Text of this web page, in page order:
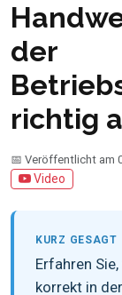
der
richtig
📅 Veröffentlicht am
Video
KURZ GESAGT
Erfahren
korrekt in